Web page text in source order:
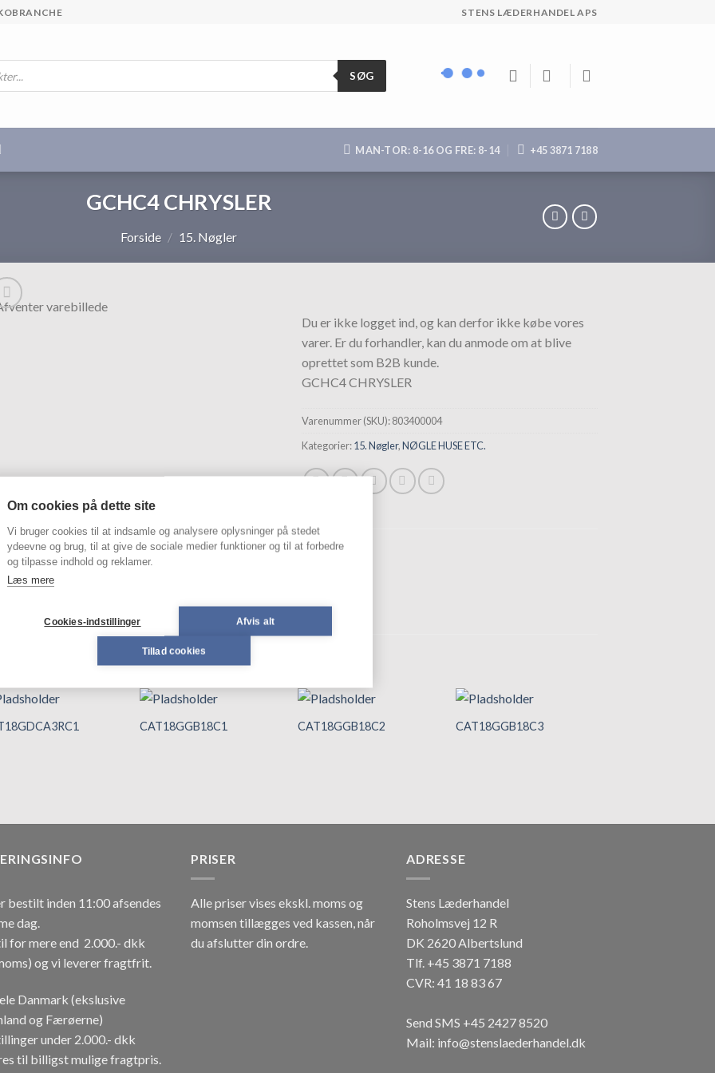
STENS LÆDERHANDEL APS
SØG
MAN-TOR: 8-16 OG FRE: 8-14 +45 3871 7188
GCHC4 CHRYSLER
Forside / 15. Nøgler
Du er ikke logget ind, og kan derfor ikke købe vores
varer. Er du forhandler, kan du anmode om at blive
oprettet som B2B kunde.
GCHC4 CHRYSLER
Varenummer (SKU):803400004
Kategorier:15. Nøgler,NØGLE HUSE ETC.
CHRYSLER
VARER
Tilføj til
CAT18GGB18C1 CAT18GGB18C2 CAT18GGB18C3
bestilt inden 11:00 afsendes
dag.
for mere end 2.000.- dkk
og vi leverer fragtfrit.
Danmark (ekslusive
og Færøerne)
under 2.000.- dkk
til billigst mulige fragtpris.
PRISER
Alle priser vises ekskl. moms og
momsen tillægges ved kassen, når
du afslutter din ordre.
ADRESSE
Stens Læderhandel
Roholmsvej 12 R
DK 2620 Albertslund
Tlf. +45 3871 7188
CVR: 41 18 83 67
Send SMS +45 2427 8520
Mail: info@stenslaederhandel.dk
Om cookies på dette site
Vi bruger cookies til at indsamle og analysere oplysninger på stedet
ydeevne og brug, til at give de sociale medier funktioner og til at forbedre
og tilpasse indhold og reklamer.
Læs mere
Cookies-indstillinger Afvis alt
Tillad cookies